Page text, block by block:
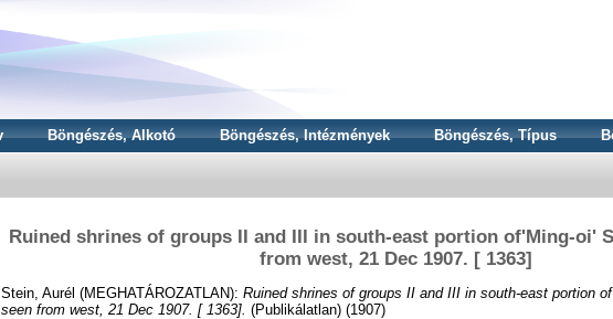
Böngészés, Alkotó Böngészés, Intézmények Böngészés, Típus
Ruined shrines of groups II and III in south-east portion of'Ming-oi'
from west, 21 Dec 1907. [ 1363]
Stein, Aurél (MEGHATÁROZATLAN): Ruined shrines of groups II and III in south-east portion
seen from west, 21 Dec 1907. [ 1363]. (Publikálatlan) (1907)